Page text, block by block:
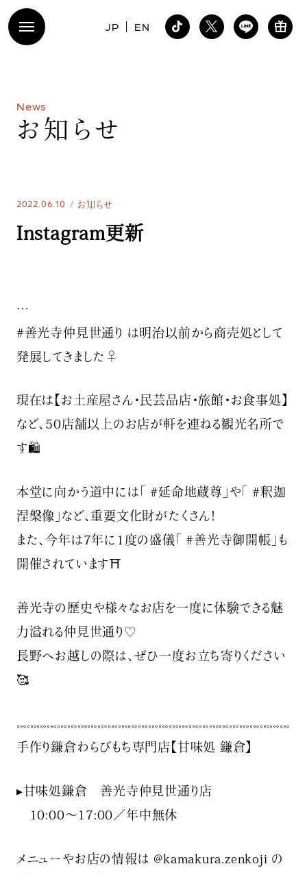
JP EN
News
お 知 ら せ
2022.06.10 お知らせ
Instagram更新
…
#善光寺仲見世通り は明治以前から商売処として
発展してきました‍♀️
現在は【お土産屋さん・民芸品店・旅館・お食事処】
など、50店舗以上のお店が軒を連ねる観光名所で
す🛍
本堂に向かう道中には「 #延命地蔵尊」や「 #釈迦
涅槃像」など、重要文化財がたくさん！
また、今年は7年に1度の盛儀「 #善光寺御開帳」も
開催されています⛩
善光寺の歴史や様々なお店を一度に体験できる魅
力溢れる仲見世通り♡
長野へお越しの際は、ぜひ一度お立ち寄りください
🥰
𓏧𓏧𓏧𓏧𓏧𓏧𓏧𓏧𓏧𓏧𓏧𓏧𓏧𓏧𓏧𓏧𓏧𓏧𓏧𓏧𓏧𓏧𓏧𓏧𓏧𓏧𓏧
手作り鎌倉わらびもち専門店【甘味処 鎌倉】
▸甘味処鎌倉 善光寺仲見世通り店
10:00～17:00／年中無休
メニューやお店の情報は @kamakura.zenkoji の